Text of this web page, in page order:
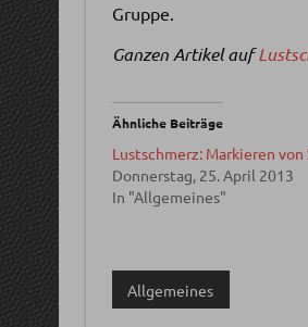
Gruppe.
Ganzen Artikel auf
Ähnliche Beiträge
Lustschmerz: Markieren von
Donnerstag, 25. April 2013
In "Allgemeines"
Allgemeines